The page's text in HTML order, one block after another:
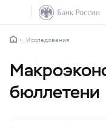
Исследования
бюллетени